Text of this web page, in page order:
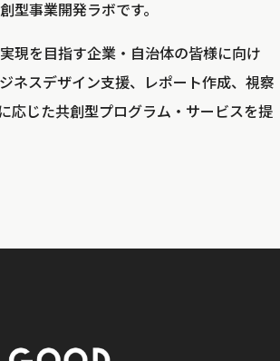
型事業開発ラボです。
現を目指す企業・自治体の皆様に向け
ネスデザイン支援、レポート作成、視察
応じた共創型プログラム・サービスを提